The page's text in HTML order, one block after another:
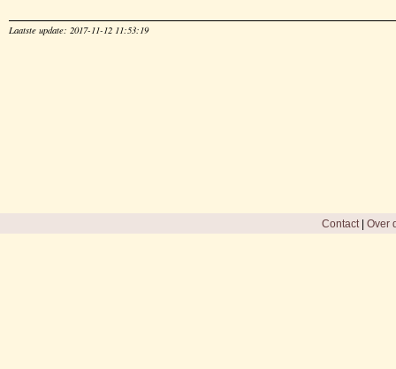
Laatste update: 2017-11-12 11:53:19
Contact| Over